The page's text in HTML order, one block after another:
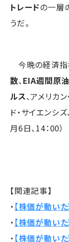
トレードの一層
うだ。
今晩の経済指
数、 EIA週間原
ルス、アメリカ
ド・サイエンシズ、
月6日、14：00）
【関連記事】
・ 【株価が動い
・ 【株価が動い
・ 【株価が動い